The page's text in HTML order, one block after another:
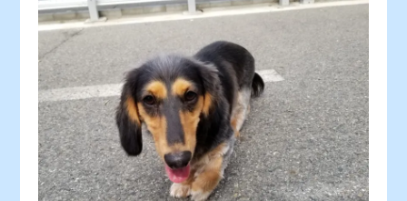
30
〇
31
〇
：シーズン料金 〇：空車
：残り僅か ×：満車